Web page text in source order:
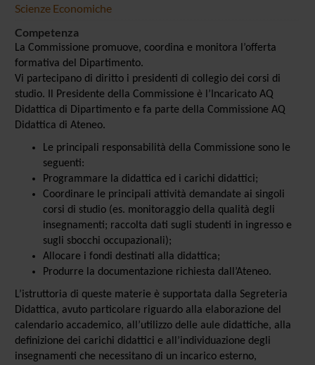
Scienze Economiche
Competenza
La Commissione promuove, coordina e monitora l’offerta
formativa del Dipartimento.
Vi partecipano di diritto i presidenti di collegio dei corsi di
studio. Il Presidente della Commissione è l’Incaricato AQ
Didattica di Dipartimento e fa parte della Commissione AQ
Didattica di Ateneo.
Le principali responsabilità della Commissione sono le
seguenti:
Programmare la didattica ed i carichi didattici;
Coordinare le principali attività demandate ai singoli
corsi di studio (es. monitoraggio della qualità degli
insegnamenti; raccolta dati sugli studenti in ingresso e
sugli sbocchi occupazionali);
Allocare i fondi destinati alla didattica;
Produrre la documentazione richiesta dall’Ateneo.
L’istruttoria di queste materie è supportata dalla Segreteria
Didattica, avuto particolare riguardo alla elaborazione del
calendario accademico, all’utilizzo delle aule didattiche, alla
definizione dei carichi didattici e all’individuazione degli
insegnamenti che necessitano di un incarico esterno,